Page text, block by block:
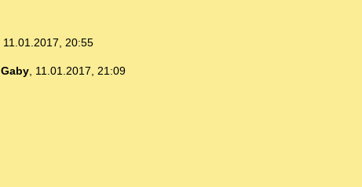
11.01.2017, 20:55
Gaby, 11.01.2017, 21:09